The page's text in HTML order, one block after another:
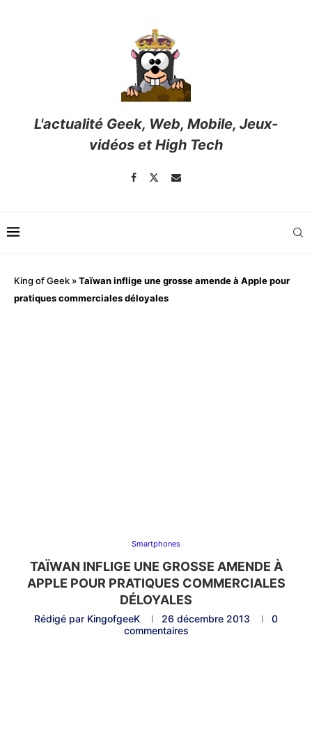
L'actualité Geek, Web, Mobile, Jeux-
vidéos et High Tech
King of Geek »Taïwan inflige une grosse amende à Apple pour
pratiques commerciales déloyales
Smartphones
TAÏWAN INFLIGE UNE GROSSE AMENDE À
APPLE POUR PRATIQUES COMMERCIALES
DÉLOYALES
Rédigé par KingofgeeK 26 décembre 2013
0
commentaires